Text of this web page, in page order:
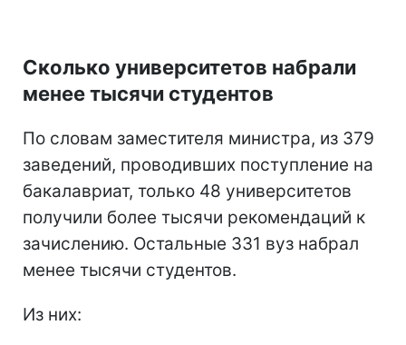
Сколько университетов набрали
менее тысячи студентов
По словам заместителя министра, из 379
заведений, проводивших поступление на
бакалавриат, только 48 университетов
получили более тысячи рекомендаций к
зачислению. Остальные 331 вуз набрал
менее тысячи студентов.
Из них: